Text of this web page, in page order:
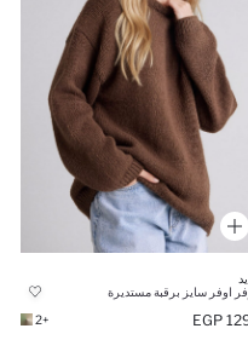
اوفر سايز برقبة مستديرة
1299
+2